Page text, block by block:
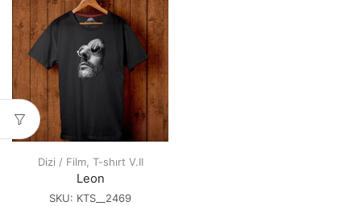
Dizi / Film, T-shırt V.II
Leon
SKU: KTS__2469